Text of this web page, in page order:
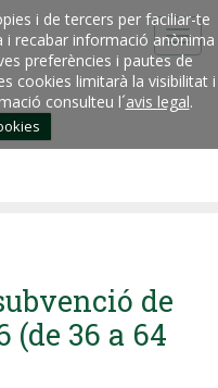
i de tercers per faciliar-te
i recabar informació anònima
preferències i pautes de
cookies limitarà la visibilitat i
consulteu l´avis legal.
de
(de 36 a 64